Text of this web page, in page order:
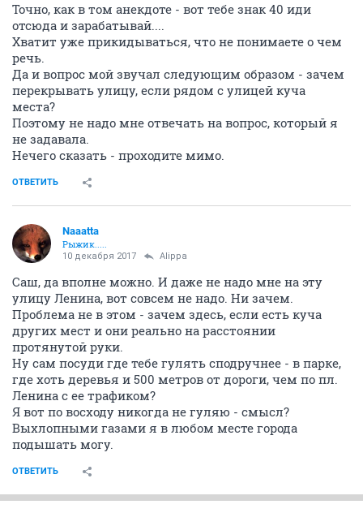
Точно, как в том анекдоте - вот тебе знак 40 иди
отсюда и зарабатывай....
Хватит уже прикидываться, что не понимаете о чем
речь.
Да и вопрос мой звучал следующим образом - зачем
перекрывать улицу, если рядом с улицей куча
места?
Поэтому не надо мне отвечать на вопрос, который я
не задавала.
Нечего сказать - проходите мимо.
ОТВЕТИТЬ
Naaatta
Рыжик.....
10 декабря 2017 Alippa
Саш, да вполне можно. И даже не надо мне на эту
улицу Ленина, вот совсем не надо. Ни зачем.
Проблема не в этом - зачем здесь, если есть куча
других мест и они реально на расстоянии
протянутой руки.
Ну сам посуди где тебе гулять сподручнее - в парке,
где хоть деревья и 500 метров от дороги, чем по пл.
Ленина с ее трафиком?
Я вот по восходу никогда не гуляю - смысл?
Выхлопными газами я в любом месте города
подышать могу.
ОТВЕТИТЬ